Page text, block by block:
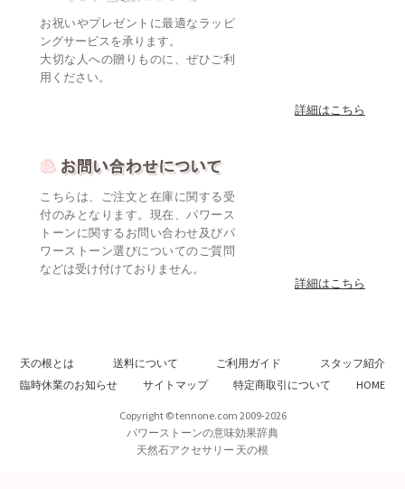
お祝いやプレゼントに最適なラッピ
ングサービスを承ります。
大切な人への贈りものに、ぜひご利
用ください。
詳細はこちら
こちらは、ご注文と在庫に関する受
付のみとなります。現在、パワース
トーンに関するお問い合わせ及びパ
ワーストーン選びについてのご質問
などは受け付けておりません。
詳細はこちら
天の根とは 送料について ご利用ガイド
スタッフ紹介
臨時休業のお知らせ
サイトマップ 特定商取引について HOME
Copyright © tennone.com 2009-2026
パワーストーンの意味効果辞典
天然石アクセサリー 天の根